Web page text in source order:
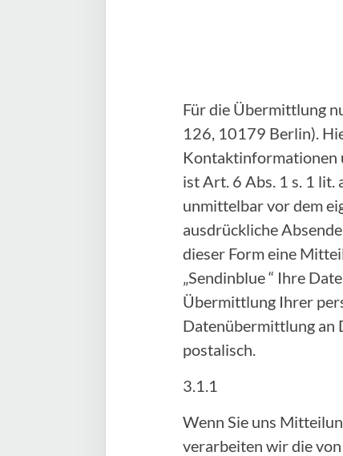
Für die Übermittlung
126, 10179 Berlin).
Kontaktinformationen
ist Art. 6 Abs. 1 s. 1 lit.
unmittelbar vor dem
ausdrückliche
dieser Form eine
„Sendinblue “ Ihre
Übermittlung Ihrer
Datenübermittlung an
postalisch.
3.1.1
Wenn Sie uns
verarbeiten wir die